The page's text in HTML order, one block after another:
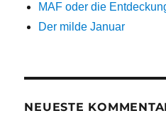
MAF oder die
Der milde Januar
NEUESTE